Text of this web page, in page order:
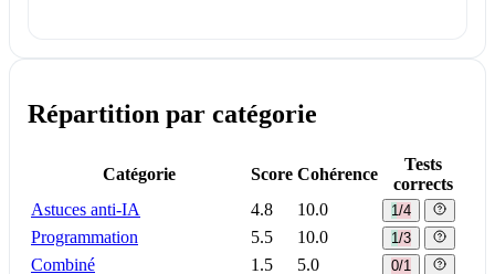
Répartition par catégorie
Catégorie Score Cohérence
Tests
corrects
Astuces anti-IA
4.8 10.0 1/4
Programmation 5.5 10.0 1/3
Combiné 1.5 5.0 0/1